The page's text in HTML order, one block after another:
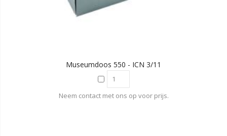
Museumdoos 550 - ICN 3/11
Neem contact met ons op voor prijs.